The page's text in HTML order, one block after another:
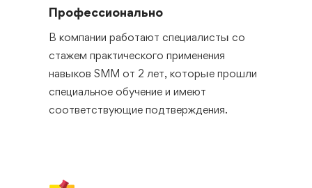
Профессионально
В компании работают специалисты со
стажем практического применения
навыков SMM от 2 лет, которые прошли
специальное обучение и имеют
соответствующие подтверждения.